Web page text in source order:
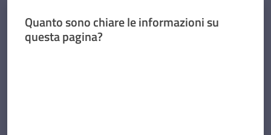
Quanto sono chiare le informazioni su
questa pagina?